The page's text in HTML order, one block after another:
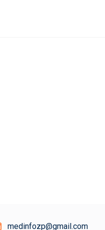
medinfozp@gmail.com